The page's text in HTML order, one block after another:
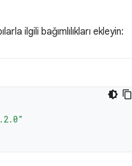
ilgili bağımlılıkları ekleyin: